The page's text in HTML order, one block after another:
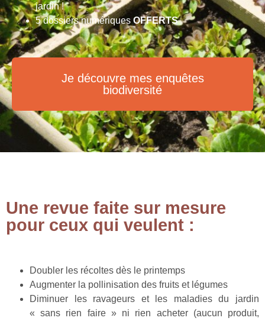
jardin !
5 dossiers numériques OFFERTS
Je découvre mes enquêtes
biodiversité
Une revue faite sur mesure
pour ceux qui veulent :
Doubler les récoltes dès le printemps
Augmenter la pollinisation des fruits et légumes
Diminuer les ravageurs et les maladies du jardin
« sans rien faire » ni rien acheter (aucun produit,